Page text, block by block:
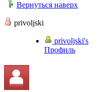
Вернуться наверх
privoljski
privoljski's
Профиль